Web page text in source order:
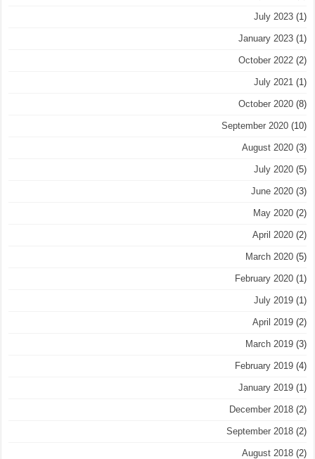
July 2023(1)
January 2023(1)
October 2022(2)
July 2021 (1)
October 2020(8)
September 2020(10)
August 2020(3)
July 2020(5)
June 2020(3)
May 2020(2)
April 2020(2)
March 2020(5)
February 2020(1)
July 2019(1)
April 2019(2)
March 2019(3)
February 2019(4)
January 2019(1)
December 2018(2)
September 2018(2)
August 2018(2)